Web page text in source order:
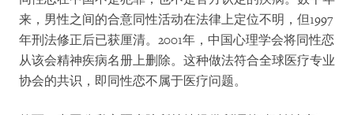
来，男性之间的合意同性活动在法律上定位不明，但1997
年刑法修正后已获厘清。2001年，中国心理学会将同性恋
从该会精神疾病名册上删除。这种做法符合全球医疗专业
协会的共识，即同性恋不属于医疗问题。